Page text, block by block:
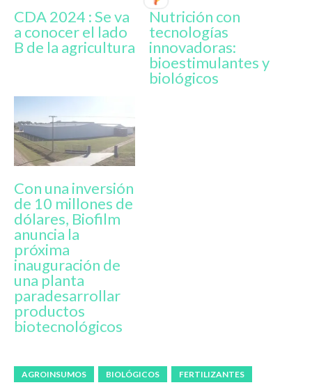
CDA 2024 : Se va
a conocer el lado
B de la agricultura
Nutrición con
tecnologías
innovadoras:
bioestimulantes y
biológicos
Con una inversión
de 10 millones de
dólares, Biofilm
anuncia la
próxima
inauguración de
una planta
paradesarrollar
productos
biotecnológicos
AGROINSUMOS BIOLÓGICOS FERTILIZANTES